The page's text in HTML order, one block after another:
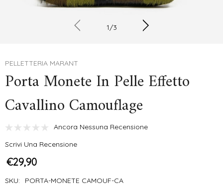
1/3
PELLETTERIA MARANT
Porta Monete In Pelle Effetto
Cavallino Camouflage
Ancora Nessuna Recensione
Scrivi Una Recensione
€29,90
SKU: PORTA-MONETE CAMOUF-CA